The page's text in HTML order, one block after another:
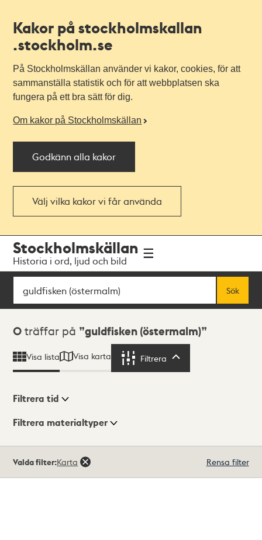
Kakor på stockholmskallan
.stockholm.se
På Stockholmskällan använder vi kakor, cookies, för att
sammanställa statistik och för att webbplatsen ska
fungera på ett bra sätt för dig.
Om kakor på Stockholmskällan
Godkänn alla kakor
Välj vilka kakor vi får använda
navigationen
huvudinnehållet
Stockholmskällan
Historia i ord, ljud och bild
Sök
Sök
Sökresultat
0 träffar på guldfisken (östermalm)
Visa lista Visa karta Filtrera
Visningsläge
Filtrera tid
Filtrera materialtyper
träffar
Valda filter:Karta Rensa filter